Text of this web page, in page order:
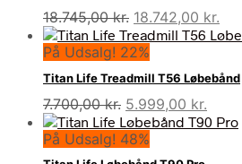
18.745,00kr. Den
oprindelige
pris
var:
18.745,00 kr..
18.742,00 kr.
er:
På Udsalg! 22%
Titan Life Treadmill T56 Løbebånd
7.700,00kr. Den
oprindelige
pris
var:
5.999,00 kr.
På Udsalg! 48%